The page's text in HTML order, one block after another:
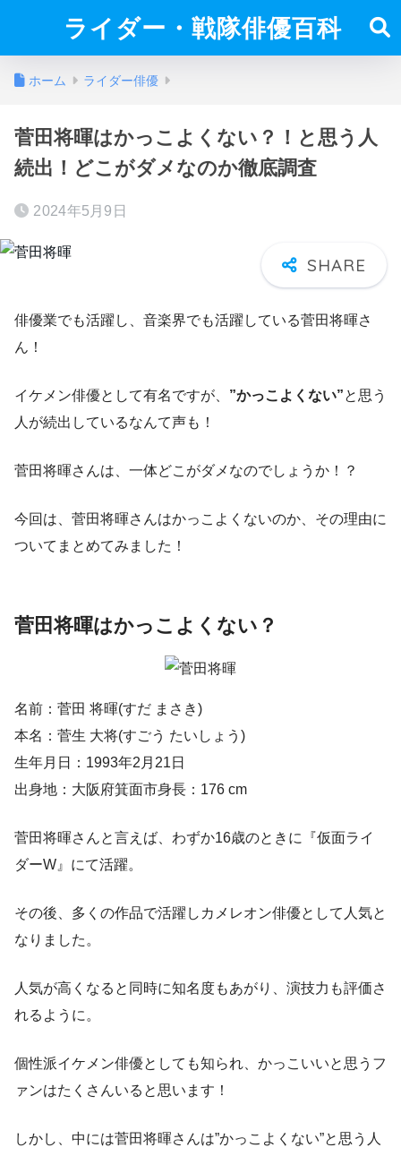
ライダー・戦隊俳優百科
ホーム ライダー俳優
菅田将暉はかっこよくない？！と思う人
続出！どこがダメなのか徹底調査
2024年5月9日
俳優業でも活躍し、音楽界でも活躍している菅田将暉さ
ん！
イケメン俳優として有名ですが、 ”かっこよくない”と思う
人が続出しているなんて声も！
菅田将暉さんは、一体どこがダメなのでしょうか！？
今回は、菅田将暉さんはかっこよくないのか、その理由に
ついてまとめてみました！
菅田将暉はかっこよくない？
名前：菅田 将暉(すだ まさき)
本名：菅生 大将(すごう たいしょう)
生年月日：1993年2月21日
出身地：大阪府箕面市身長：176 cm
菅田将暉さんと言えば、わずか16歳のときに『仮面ライ
ダーW』にて活躍。
その後、多くの作品で活躍しカメレオン俳優として人気と
なりました。
人気が高くなると同時に知名度もあがり、演技力も評価さ
れるように。
個性派イケメン俳優としても知られ、かっこいいと思うフ
ァンはたくさんいると思います！
しかし、中には菅田将暉さんは”かっこよくない”と思う人